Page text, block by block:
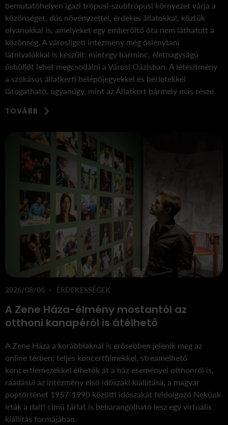
bemutatóhelyen igazi trópusi-szubtrópusi környezet várja a
közönséget, dús növényzettel, érdekes állatokkal, köztük
olyanokkal is, amelyeket egy emberöltő óta nem láthatott a
közönség. A városligeti intézmény még őslénytani
látnivalókkal is készült: mintegy harminc, életnagyságú
őshüllőt lehet megcsodálni a Városi Oázisban. A létesítmény
a szokásos állatkerti belépőjegyekkel és bérletekkel
látogatható, ugyanúgy, mint az Állatkert bármely más része.
TOVÁBB
2026/08/06 ÉRDEKESSÉGEK
A Zene Háza-élmény mostantól az
otthoni kanapéról is átélhető
A Zene Háza a korábbiaknál is erősebben jelenik meg az
online térben: teljes koncertfilmekkel, streamelhető
koncertlemezekkel élhetők át a ház eseményei otthonról is,
ráadásul az intézmény első időszaki kiállítása, a magyar
poptörténet 1957-1990 közötti időszakát feldolgozó Nekünk
írták a dalt! című tárlat is bebarangolható lesz egy virtuális
kiállítás formájában.